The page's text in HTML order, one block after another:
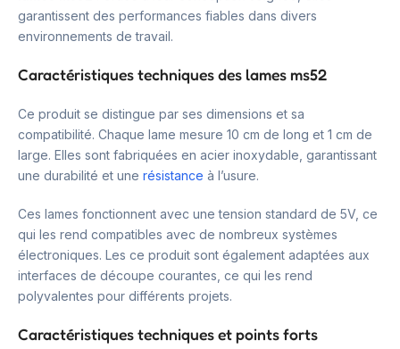
garantissent des performances fiables dans divers
environnements de travail.
Caractéristiques techniques des lames ms52
Ce produit se distingue par ses dimensions et sa
compatibilité. Chaque lame mesure 10 cm de long et 1 cm de
large. Elles sont fabriquées en acier inoxydable, garantissant
une durabilité et une résistance à l’usure.
Ces lames fonctionnent avec une tension standard de 5V, ce
qui les rend compatibles avec de nombreux systèmes
électroniques. Les ce produit sont également adaptées aux
interfaces de découpe courantes, ce qui les rend
polyvalentes pour différents projets.
Caractéristiques techniques et points forts